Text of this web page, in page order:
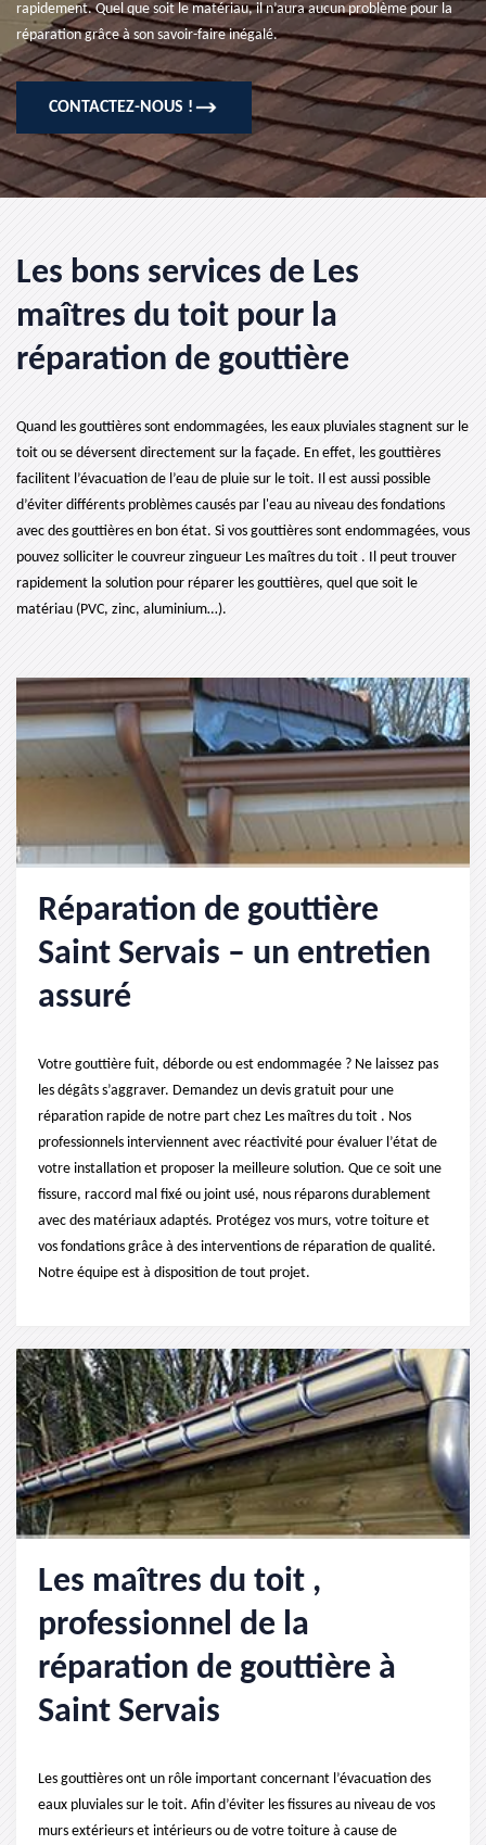
rapidement. Quel que soit le matériau, il n’aura aucun problème pour la
réparation grâce à son savoir-faire inégalé.
CONTACTEZ-NOUS !
Les bons services de Les
maîtres du toit pour la
réparation de gouttière
Quand les gouttières sont endommagées, les eaux pluviales stagnent sur le
toit ou se déversent directement sur la façade. En effet, les gouttières
facilitent l’évacuation de l’eau de pluie sur le toit. Il est aussi possible
d’éviter différents problèmes causés par l'eau au niveau des fondations
avec des gouttières en bon état. Si vos gouttières sont endommagées, vous
pouvez solliciter le couvreur zingueur Les maîtres du toit . Il peut trouver
rapidement la solution pour réparer les gouttières, quel que soit le
matériau (PVC, zinc, aluminium…).
Réparation de gouttière
Saint Servais – un entretien
assuré
Votre gouttière fuit, déborde ou est endommagée ? Ne laissez pas
les dégâts s’aggraver. Demandez un devis gratuit pour une
réparation rapide de notre part chez Les maîtres du toit . Nos
professionnels interviennent avec réactivité pour évaluer l’état de
votre installation et proposer la meilleure solution. Que ce soit une
fissure, raccord mal fixé ou joint usé, nous réparons durablement
avec des matériaux adaptés. Protégez vos murs, votre toiture et
vos fondations grâce à des interventions de réparation de qualité.
Notre équipe est à disposition de tout projet.
Les maîtres du toit ,
professionnel de la
réparation de gouttière à
Saint Servais
Les gouttières ont un rôle important concernant l’évacuation des
eaux pluviales sur le toit. Afin d’éviter les fissures au niveau de vos
murs extérieurs et intérieurs ou de votre toiture à cause de